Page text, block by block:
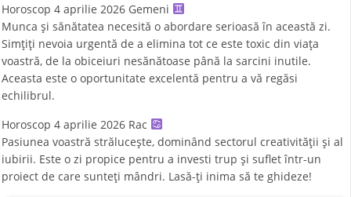
Horoscop 4 aprilie 2026 Gemeni
Munca și sănătatea necesită o abordare serioasă în această zi.
Simțiți nevoia urgentă de a elimina tot ce este toxic din viața
voastră, de la obiceiuri nesănătoase până la sarcini inutile.
Aceasta este o oportunitate excelentă pentru a vă regăsi
echilibrul.
Horoscop 4 aprilie 2026 Rac
Pasiunea voastră strălucește, dominând sectorul creativității și al
iubirii. Este o zi propice pentru a investi trup și suflet într-un
proiect de care sunteți mândri. Lasă-ți inima să te ghideze!